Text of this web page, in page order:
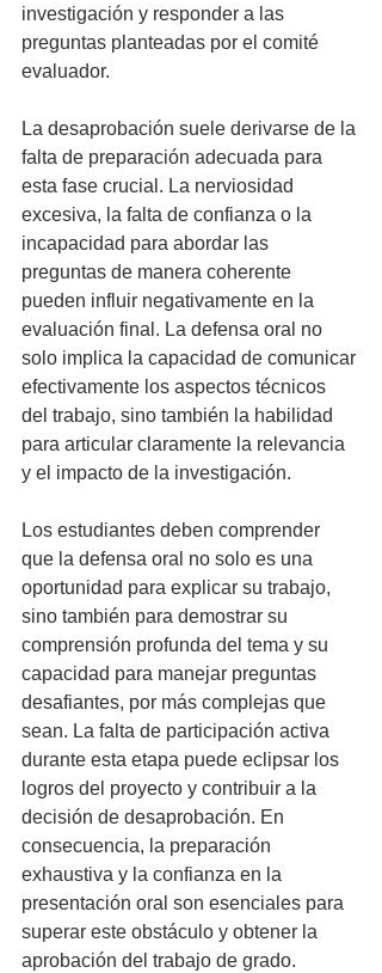
investigación y responder a las
preguntas planteadas por el comité
evaluador.
La desaprobación suele derivarse de la
falta de preparación adecuada para
esta fase crucial. La nerviosidad
excesiva, la falta de confianza o la
incapacidad para abordar las
preguntas de manera coherente
pueden influir negativamente en la
evaluación final. La defensa oral no
solo implica la capacidad de comunicar
efectivamente los aspectos técnicos
del trabajo, sino también la habilidad
para articular claramente la relevancia
y el impacto de la investigación.
Los estudiantes deben comprender
que la defensa oral no solo es una
oportunidad para explicar su trabajo,
sino también para demostrar su
comprensión profunda del tema y su
capacidad para manejar preguntas
desafiantes, por más complejas que
sean. La falta de participación activa
durante esta etapa puede eclipsar los
logros del proyecto y contribuir a la
decisión de desaprobación. En
consecuencia, la preparación
exhaustiva y la confianza en la
presentación oral son esenciales para
superar este obstáculo y obtener la
aprobación del trabajo de grado.